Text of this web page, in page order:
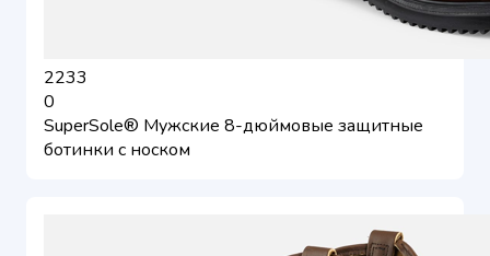
2233
0
SuperSole® Мужские 8-дюймовые защитные
ботинки с носком